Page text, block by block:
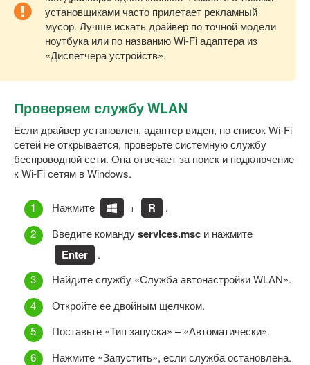
установщиками часто прилетает рекламный
мусор. Лучше искать драйвер по точной модели
ноутбука или по названию Wi-Fi адаптера из
«Диспетчера устройств».
Проверяем службу WLAN
Если драйвер установлен, адаптер виден, но список Wi-Fi
сетей не открывается, проверьте системную службу
беспроводной сети. Она отвечает за поиск и подключение
к Wi-Fi сетям в Windows.
Нажмите + R
.
Введите командуservices.msc и нажмите
Enter
.
Найдите службу «Служба автонастройки WLAN».
Откройте ее двойным щелчком.
Поставьте «Тип запуска» – «Автоматически».
Нажмите «Запустить», если служба остановлена.